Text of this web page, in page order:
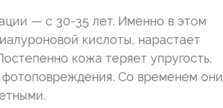
— с 30-35 лет. Именно в этом
кислоты, нарастает
кожа теряет упругость,
Со временем они